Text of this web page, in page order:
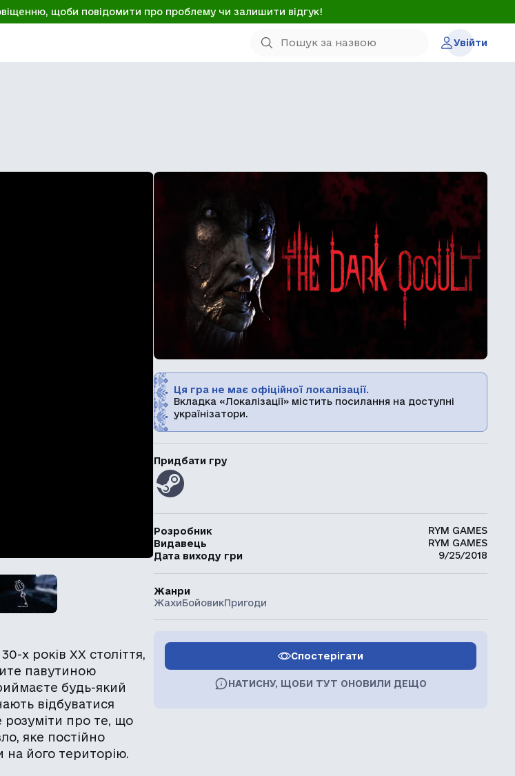
щоби повідомити про проблему чи залишити відгук!
Увійти
х років XX століття,
павутиною
будь-який
відбуватися
розуміти про те, що
яке постійно
на його територію.
Ця гра не має офіційної локалізації.
Вкладка «Локалізації» містить посилання на доступні
українізатори.
Придбати гру
Розробник
RYM GAMES
Видавець
RYM GAMES
Дата виходу гри
9/25/2018
Жанри
ЖахиБойовикПригоди
Спостерігати
НАТИСНУ, ЩОБИ ТУТ ОНОВИЛИ ДЕЩО